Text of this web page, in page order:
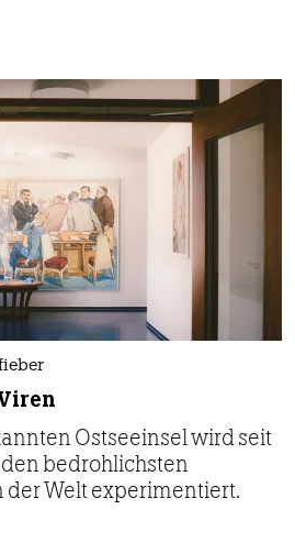
Ostseeinsel wird seit
den bedrohlichsten
Welt experimentiert.